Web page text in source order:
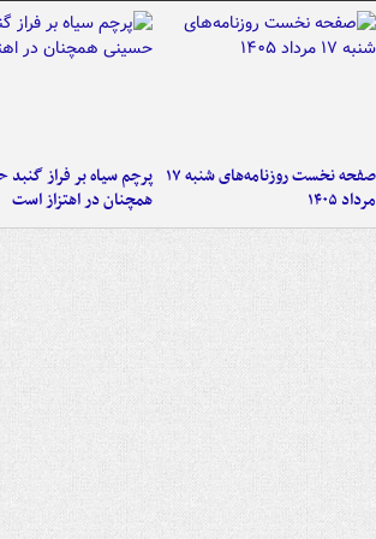
صفحه نخست روزنامه‌های شنبه ۱۷
مرداد ۱۴۰۵
پرچم سیاه بر فراز
همچنان در اهتزاز است